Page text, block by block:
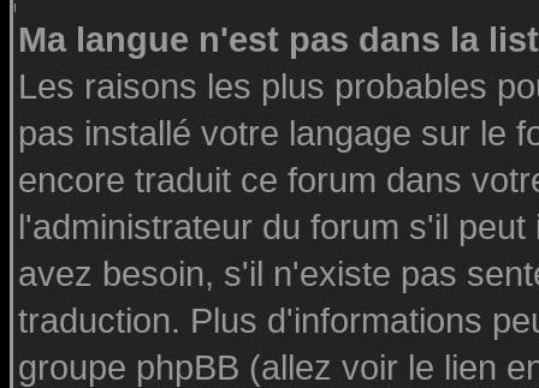
Ma langue n'est pas dans la
Les raisons les plus probables
pas installé votre langage sur le
encore traduit ce forum dans
l'administrateur du forum s'il
avez besoin, s'il n'existe pas
traduction. Plus d'informations
groupe phpBB (allez voir le lien